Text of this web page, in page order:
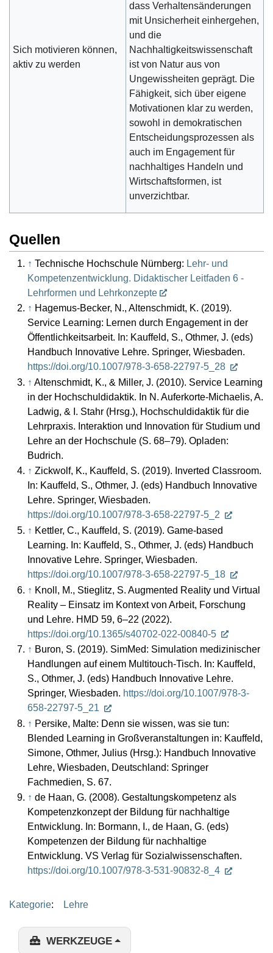
Sich motivieren können,
aktiv zu werden
dass Verhaltensänderungen
mit Unsicherheit einhergehen,
und die
Nachhaltigkeitswissenschaft
ist von Natur aus von
Ungewissheiten geprägt. Die
Fähigkeit, sich über eigene
Motivationen klar zu werden,
sowohl in demokratischen
Entscheidungsprozessen als
auch im Engagement für
nachhaltiges Handeln und
Wirtschaftsformen, ist
unverzichtbar.
Quellen
↑ Technische Hochschule Nürnberg: Lehr- und
Kompetenzentwicklung. Didaktischer Leitfaden 6 -
Lehrformen und Lehrkonzepte
↑ Hagemus-Becker, N., Altenschmidt, K. (2019).
Service Learning: Lernen durch Engagement in der
Öffentlichkeitsarbeit. In: Kauffeld, S., Othmer, J. (eds)
Handbuch Innovative Lehre. Springer, Wiesbaden.
https://doi.org/10.1007/978-3-658-22797-5_28
↑ Altenschmidt, K., & Miller, J. (2010). Service Learning
in der Hochschuldidaktik. In N. Auferkorte-Michaelis, A.
Ladwig, & I. Stahr (Hrsg.), Hochschuldidaktik für die
Lehrpraxis. Interaktion und Innovation für Studium und
Lehre an der Hochschule (S. 68–79). Opladen:
Budrich.
↑ Zickwolf, K., Kauffeld, S. (2019). Inverted Classroom.
In: Kauffeld, S., Othmer, J. (eds) Handbuch Innovative
Lehre. Springer, Wiesbaden.
https://doi.org/10.1007/978-3-658-22797-5_2
↑ Kettler, C., Kauffeld, S. (2019). Game-based
Learning. In: Kauffeld, S., Othmer, J. (eds) Handbuch
Innovative Lehre. Springer, Wiesbaden.
https://doi.org/10.1007/978-3-658-22797-5_18
↑ Knoll, M., Stieglitz, S. Augmented Reality und Virtual
Reality – Einsatz im Kontext von Arbeit, Forschung
und Lehre. HMD 59, 6–22 (2022).
https://doi.org/10.1365/s40702-022-00840-5
↑ Buron, S. (2019). SimMed: Simulation medizinischer
Handlungen auf einem Multitouch-Tisch. In: Kauffeld,
S., Othmer, J. (eds) Handbuch Innovative Lehre.
Springer, Wiesbaden. https://doi.org/10.1007/978-3-
658-22797-5_21
↑ Persike, Malte: Denn sie wissen, was sie tun:
Blended Learning in Großveranstaltungen in: Kauffeld,
Simone, Othmer, Julius (Hrsg.): Handbuch Innovative
Lehre, Wiesbaden, Deutschland: Springer
Fachmedien, S. 67.
↑ de Haan, G. (2008). Gestaltungskompetenz als
Kompetenzkonzept der Bildung für nachhaltige
Entwicklung. In: Bormann, I., de Haan, G. (eds)
Kompetenzen der Bildung für nachhaltige
Entwicklung. VS Verlag für Sozialwissenschaften.
https://doi.org/10.1007/978-3-531-90832-8_4
Kategorie: Lehre
WERKZEUGE